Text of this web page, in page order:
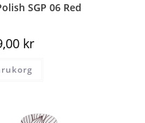
SGP 06 Red
kr